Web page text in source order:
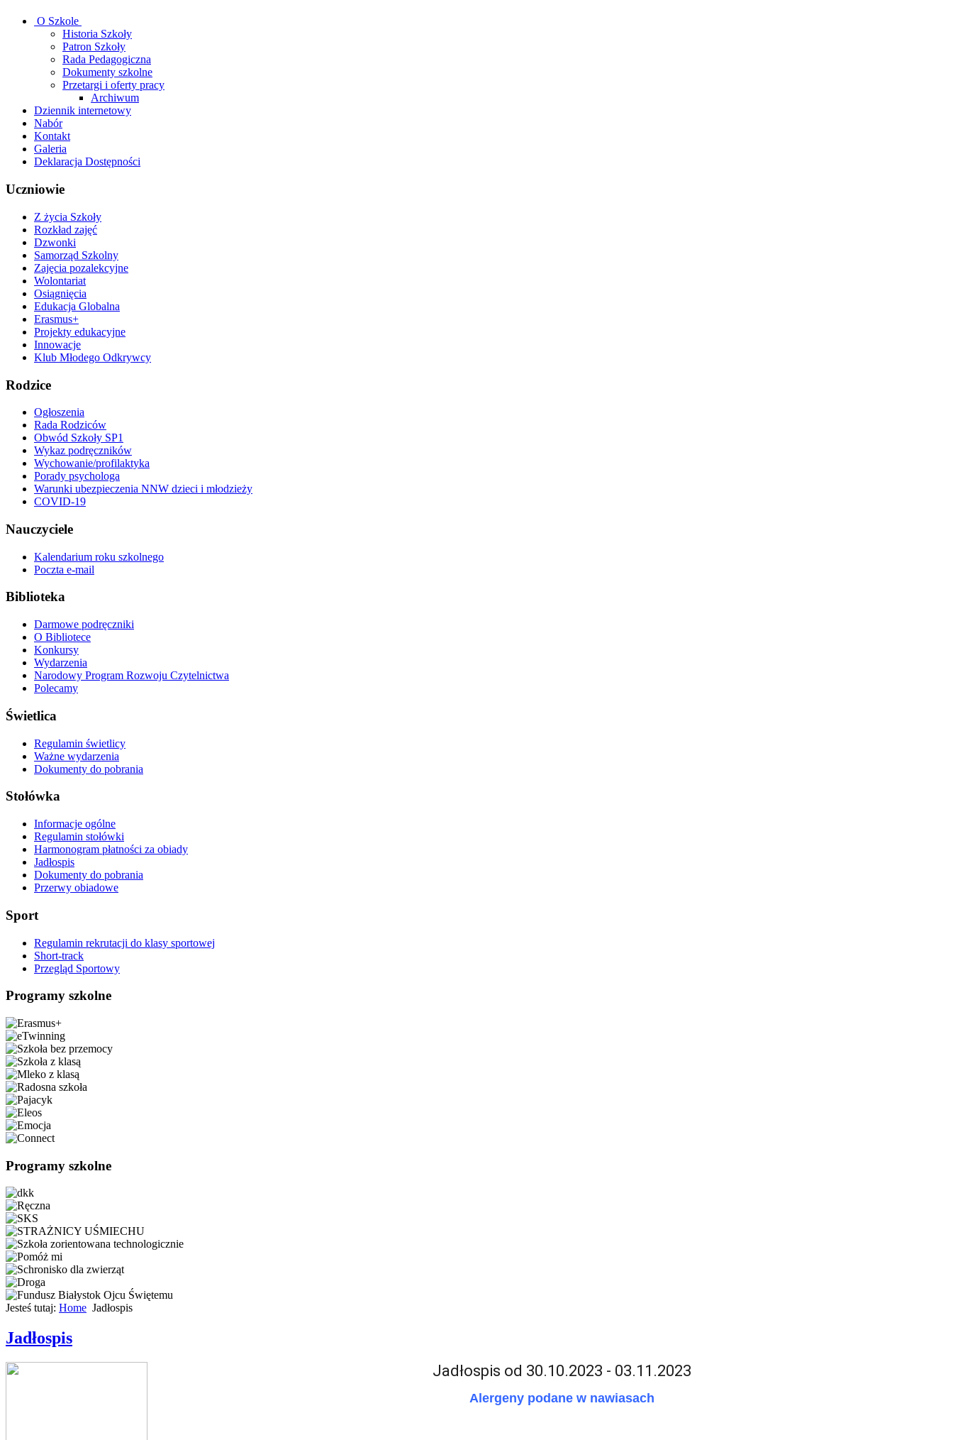
O Szkole
Historia Szkoły
Patron Szkoły
Rada Pedagogiczna
Dokumenty szkolne
Przetargi i oferty pracy
Archiwum
Dziennik internetowy
Nabór
Kontakt
Galeria
Deklaracja Dostępności
Uczniowie
Z życia Szkoły
Rozkład zajęć
Dzwonki
Samorząd Szkolny
Zajęcia pozalekcyjne
Wolontariat
Osiągnięcia
Edukacja Globalna
Erasmus+
Projekty edukacyjne
Innowacje
Klub Młodego Odkrywcy
Rodzice
Ogłoszenia
Rada Rodziców
Obwód Szkoły SP1
Wykaz podręczników
Wychowanie/profilaktyka
Porady psychologa
Warunki ubezpieczenia NNW dzieci i młodzieży
COVID-19
Nauczyciele
Kalendarium roku szkolnego
Poczta e-mail
Biblioteka
Darmowe podręczniki
O Bibliotece
Konkursy
Wydarzenia
Narodowy Program Rozwoju Czytelnictwa
Polecamy
Świetlica
Regulamin świetlicy
Ważne wydarzenia
Dokumenty do pobrania
Stołówka
Informacje ogólne
Regulamin stołówki
Harmonogram płatności za obiady
Jadłospis
Dokumenty do pobrania
Przerwy obiadowe
Sport
Regulamin rekrutacji do klasy sportowej
Short-track
Przegląd Sportowy
Programy szkolne
Programy szkolne
Jesteś tutaj: Home Jadłospis
Jadłospis
Jadłospis od 30.10.2023 - 03.11.2023
Alergeny podane w nawiasach
Zupa
owocowa
(7)
Bigos
ziemniaki
(7)
Jogurt